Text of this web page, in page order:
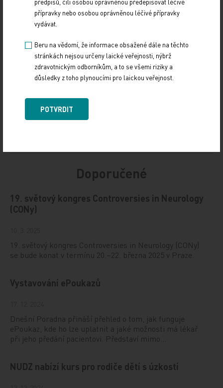
Z REGIONŮ
Sdílejte článek
Doporučené
19. světový kongres Controversies in Neurology
(CONy)
19. světový kongres Controversies in Neurology (CONy)
se bude konat v termínu 20.–22. března 2025 v Praze.
Vystavování ePoukazů
Dnešní Poradna přináší přehled o tom, jak funguje
ePoukaz, kde ho lze uplatnit a jaké možnosti má lékař
při jeho předání pacientovi. Představí mimo…
NUDZ nabízí kurs pro rodiče dětí s úzkostí
předpisů, čili osobou oprávněnou předepisovat léčivé
přípravky nebo osobou oprávněnou léčivé přípravky
vydávat.
Beru na vědomí, že informace obsažené dále na těchto
stránkách nejsou určeny laické veřejnosti, nýbrž
zdravotnickým odborníkům, a to se všemi riziky a
důsledky z toho plynoucími pro laickou veřejnost.
POTVRDIT